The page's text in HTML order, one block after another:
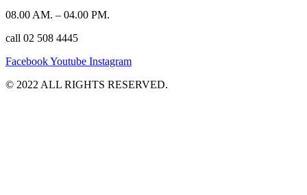
08.00 AM. – 04.00 PM.
call 02 508 4445
FacebookYoutube Instagram
©️ 2022 ALL RIGHTS RESERVED.